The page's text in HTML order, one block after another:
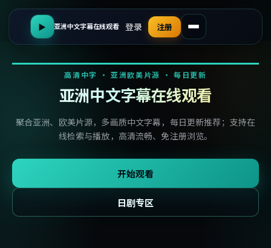
▶ 亚洲中文字幕在线观看 登录 注册
高清中字 · 亚洲欧美片源 · 每日更新
亚洲中文字幕在线观看
聚合亚洲、欧美片源，多画质中文字幕，每日更新推荐；支持在
线检索与播放，高清流畅、免注册浏览。
开始观看
日剧专区